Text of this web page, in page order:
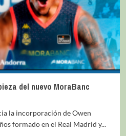
del nuevo MoraBanc
la incorporación de Owen
formado en el Real Madrid y...